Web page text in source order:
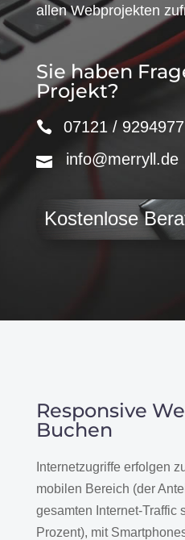
allen Webprojekten
Sie haben
Projekt?
07121 / 9294977
info@merryll.de
Kostenlose
Responsive
Buchen
Internetzugriffe erfolgen
mobilen Bereich (der
gesamten Internet-Traffic
Prozent), mit